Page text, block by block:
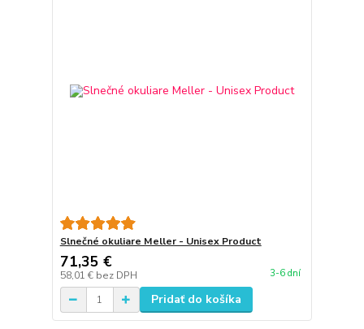
Slnečné okuliare Meller - Unisex Product
71,35 €
58,01 € bez DPH 3-6 dní
Pridať do košíka